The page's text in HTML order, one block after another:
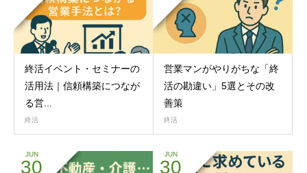
終活イベント・セミナーの
活用法｜信頼構築につなが
る営...
終活
営業マンがやりがちな「終
活の勘違い」5選とその改
善策
終活
JUN
30
JUN
30